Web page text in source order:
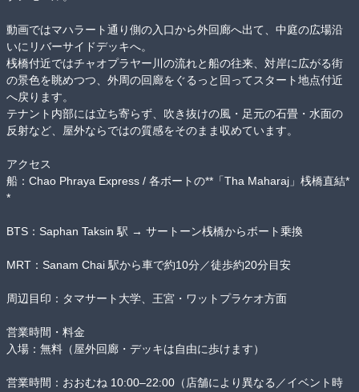
動画ではマハラート通り側の入口から外回廊へ出て、中庭の広場沿
いにリバーサイドデッキへ。
桟橋付近ではチャオプラヤー川の流れと船の往来、対岸に広がる街
の景色を眺めつつ、外周の回廊をぐるっと回ってスタート地点付近
へ戻ります。
テナント内部には立ち寄らず、吹き抜けの風・足元の石畳・水面の
反射など、屋外ならではの質感をそのまま収めています。
アクセス
船：Chao Phraya Express / 各ボートの**「Tha Maharaj」桟橋直結*
*
BTS：Saphan Taksin 駅 → サートーン桟橋からボート乗換
MRT：Sanam Chai 駅から車で約10分／徒歩約20分目安
周辺目印：タマサート大学、王宮・ワットプラケオ方面
営業時間・料金
入場：無料（屋外回廊・デッキは自由に歩けます）
営業時間：おおむね 10:00–22:00（店舗により異なる／イベント時